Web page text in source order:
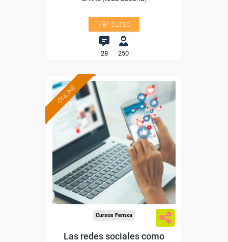
Ver curso
28 250
ONLINE
Formación 100%
subvencionada.
Para desempleados,
trabajadores y autónomos.
Sector
-Educación.
Cursos Femxa
Las redes sociales como